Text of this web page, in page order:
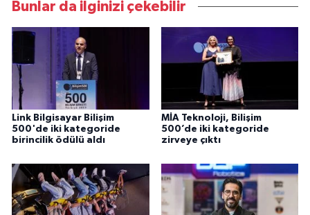
Bunlar da ilginizi çekebilir
Link Bilgisayar Bilişim
500'de iki kategoride
birincilik ödülü aldı
MİA Teknoloji, Bilişim
500’de iki kategoride
zirveye çıktı